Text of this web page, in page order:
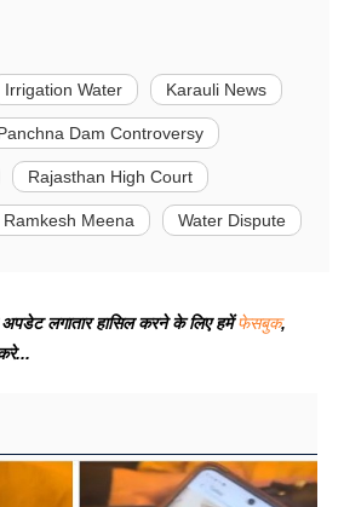
Irrigation Water Karauli News
Dam Controversy
Rajasthan High Court
Ramkesh Meena Water Dispute
लगातार हासिल करने के लिए हमेंफेसबुक,